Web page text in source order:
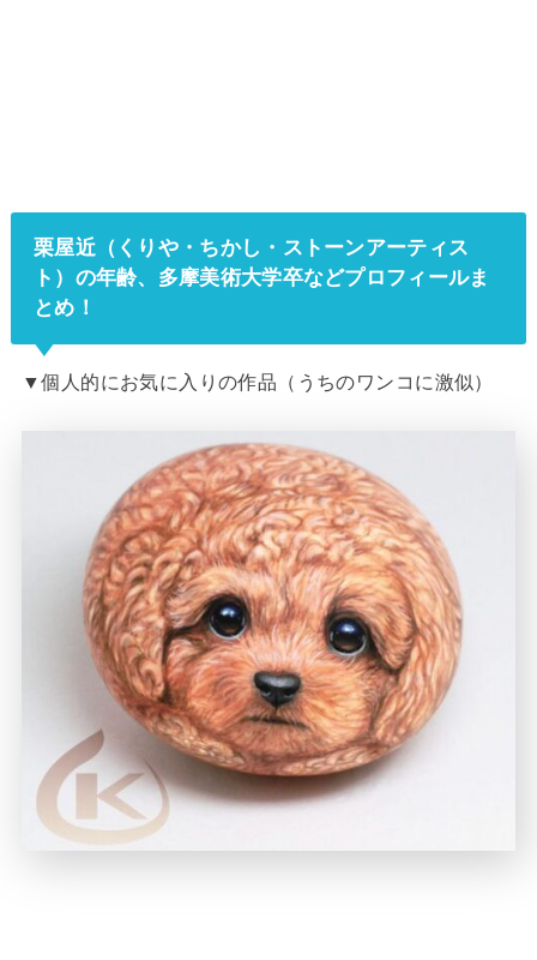
栗屋近（くりや・ちかし・ストーンアーティス
ト）の年齢、多摩美術大学卒などプロフィールま
とめ！
▼個人的にお気に入りの作品（うちのワンコに激似）